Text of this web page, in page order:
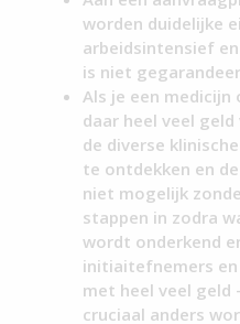
worden duidelijke
arbeidsintensief
is niet
Als je een
daar heel veel
de diverse
te ontdekken en
niet mogelijk
stappen in zodra
wordt onderkend
initiaitefnemers en
met heel veel geld
cruciaal anders